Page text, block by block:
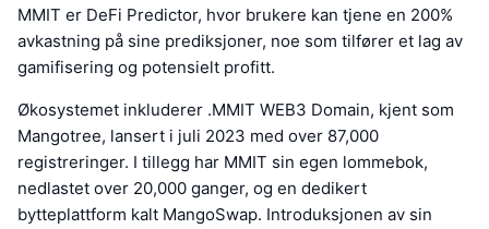
MMIT er DeFi Predictor, hvor brukere kan tjene en 200%
avkastning på sine prediksjoner, noe som tilfører et lag av
gamifisering og potensielt profitt.
Økosystemet inkluderer .MMIT WEB3 Domain, kjent som
Mangotree, lansert i juli 2023 med over 87,000
registreringer. I tillegg har MMIT sin egen lommebok,
nedlastet over 20,000 ganger, og en dedikert
bytteplattform kalt MangoSwap. Introduksjonen av sin